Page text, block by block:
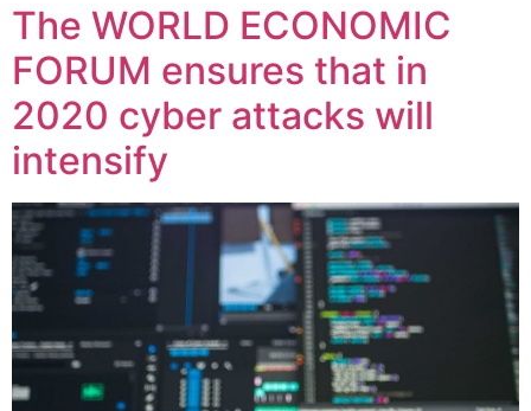
The WORLD ECONOMIC
FORUM ensures that in
2020 cyber attacks will
intensify